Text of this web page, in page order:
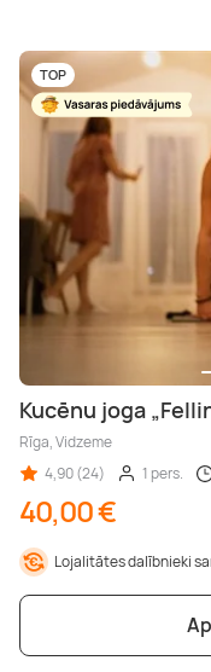
TOP
Kucēnu joga
Rīga, Vidzeme
4,90 (24)
1 pers.
40,00 €
Lojalitātes dalībnieki